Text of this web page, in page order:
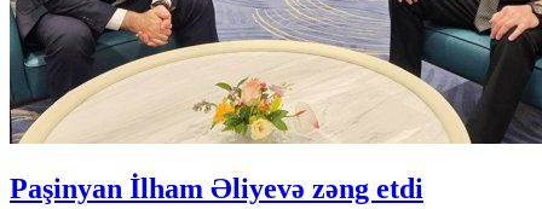
Paşinyan İlham Əliyevə zəng etdi